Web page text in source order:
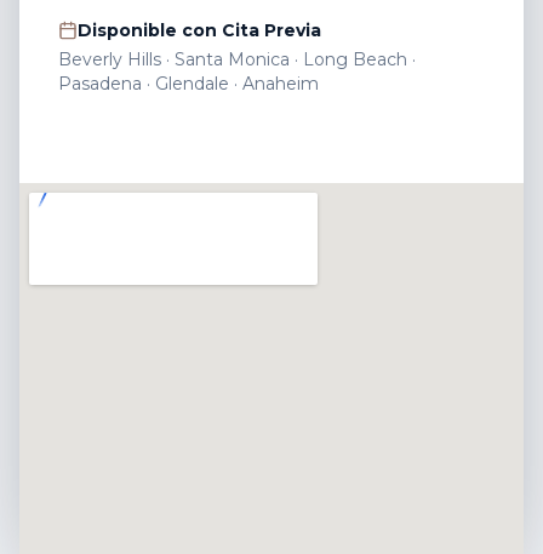
Disponible con Cita Previa
Beverly Hills · Santa Monica · Long Beach ·
Pasadena · Glendale · Anaheim